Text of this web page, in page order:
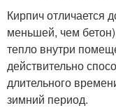
Кирпич отличается
меньшей, чем
тепло внутри
действительно
длительного
зимний период.